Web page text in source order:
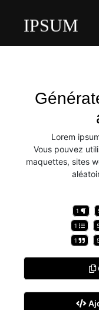
IPSUM
Lorem
Vous pouvez
maquettes, sites
1
1
1